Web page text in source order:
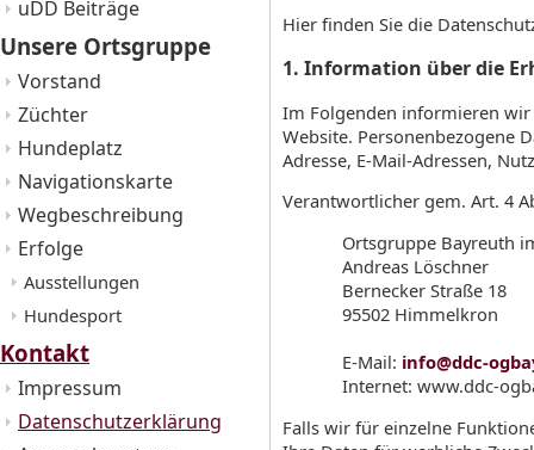
uDD Beiträge
Unsere Ortsgruppe
Vorstand
Züchter
Hundeplatz
Navigationskarte
Wegbeschreibung
Erfolge
Ausstellungen
Hundesport
Kontakt
Impressum
Datenschutzerklärung
Hier finden Sie die
1. Information über die
Im Folgenden informieren
Website. Personenbezogene
Adresse, E-Mail-Adressen,
Verantwortlicher gem. Art. 4
Ortsgruppe Bayreuth
Andreas Löschner
Bernecker Straße 18
95502 Himmelkron
E-Mail: info@ddc-
Internet: www.ddc-
Falls wir für einzelne